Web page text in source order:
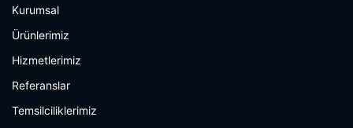
Kurumsal
Ürünlerimiz
Hizmetlerimiz
Referanslar
Temsilciliklerimiz